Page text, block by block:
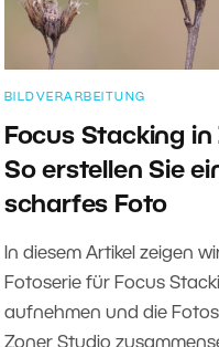
BILDVERARBEITUNG
Focus Stacking
So erstellen Sie
scharfes Foto
In diesem Artikel zeigen
Fotoserie für Focus
aufnehmen und die
Zoner Studio